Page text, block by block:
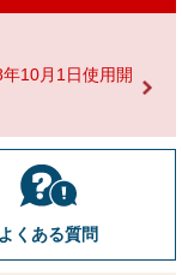
10月1日使用開
よくある質問